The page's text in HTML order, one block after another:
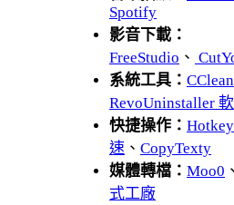
Spotify
影音下載：
FreeStudio 、
系統工具：
RevoUninstaller
快捷操作：
速 、 CopyTexty
媒體轉檔： Moo0 、
式工廠